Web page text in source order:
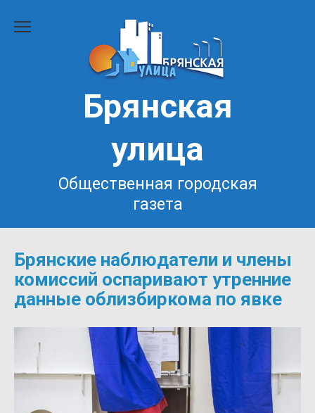
Брянская
улица
Общественная городская
газета
Брянские наблюдатели и члены
комиссий оспаривают утренние
данные облизбиркома по явке